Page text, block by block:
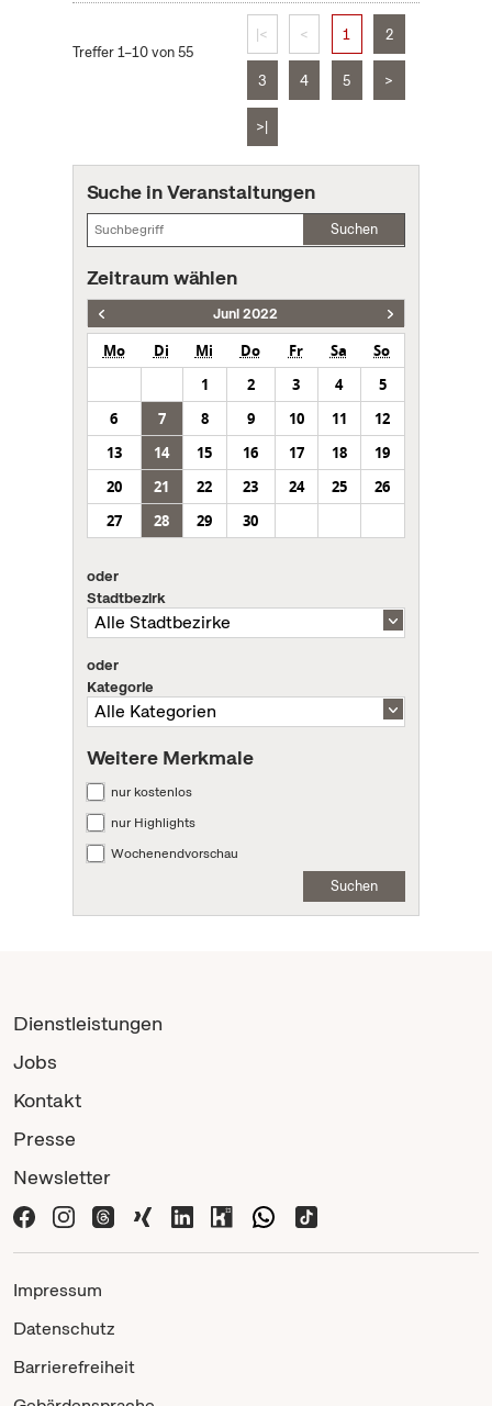
Treffer 1–10 von 55
|< < 1 2
3 4 5 >
>|
Suche in Veranstaltungen
Suchen
Zeitraum wählen
Juni 2022
Mo Di Mi Do Fr Sa
So
1
2 3 4
5
6
7 8 9 10 11
12
13
14 15 16 17 18
19
20
21 22 23 24 25
26
27
28 29 30
oder
Stadtbezirk
oder
Kategorie
Weitere Merkmale
nur kostenlos
nur Highlights
Wochenendvorschau
Suchen
Dienstleistungen
Jobs
Kontakt
Presse
Newsletter
Impressum
Datenschutz
Barrierefreiheit